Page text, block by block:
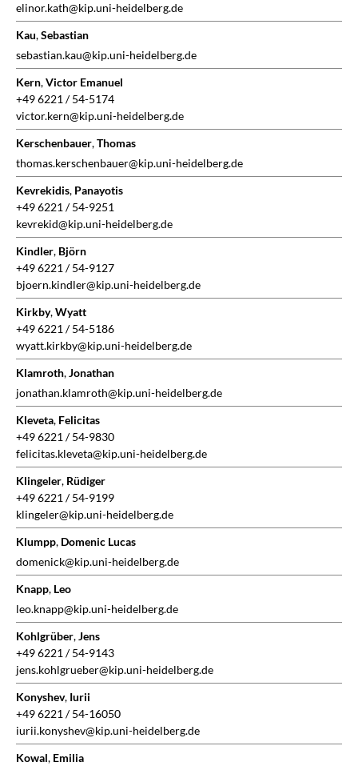
elinor.kath@kip.uni-heidelberg.de
Kau,Sebastian
sebastian.kau@kip.uni-heidelberg.de
Kern,Victor Emanuel
+49 6221 / 54-5174
victor.kern@kip.uni-heidelberg.de
Kerschenbauer,Thomas
thomas.kerschenbauer@kip.uni-heidelberg.de
Kevrekidis, Panayotis
+49 6221 / 54-9251
kevrekid@kip.uni-heidelberg.de
Kindler, Björn
+49 6221 / 54-9127
bjoern.kindler@kip.uni-heidelberg.de
Kirkby,Wyatt
+49 6221 / 54-5186
wyatt.kirkby@kip.uni-heidelberg.de
Klamroth,Jonathan
jonathan.klamroth@kip.uni-heidelberg.de
Kleveta, Felicitas
+49 6221 / 54-9830
felicitas.kleveta@kip.uni-heidelberg.de
Klingeler, Rüdiger
+49 6221 / 54-9199
klingeler@kip.uni-heidelberg.de
Klumpp, Domenic Lucas
domenick@kip.uni-heidelberg.de
Knapp, Leo
leo.knapp@kip.uni-heidelberg.de
Kohlgrüber,Jens
+49 6221 / 54-9143
jens.kohlgrueber@kip.uni-heidelberg.de
Konyshev, Iurii
+49 6221 / 54-16050
iurii.konyshev@kip.uni-heidelberg.de
Kowal, Emilia